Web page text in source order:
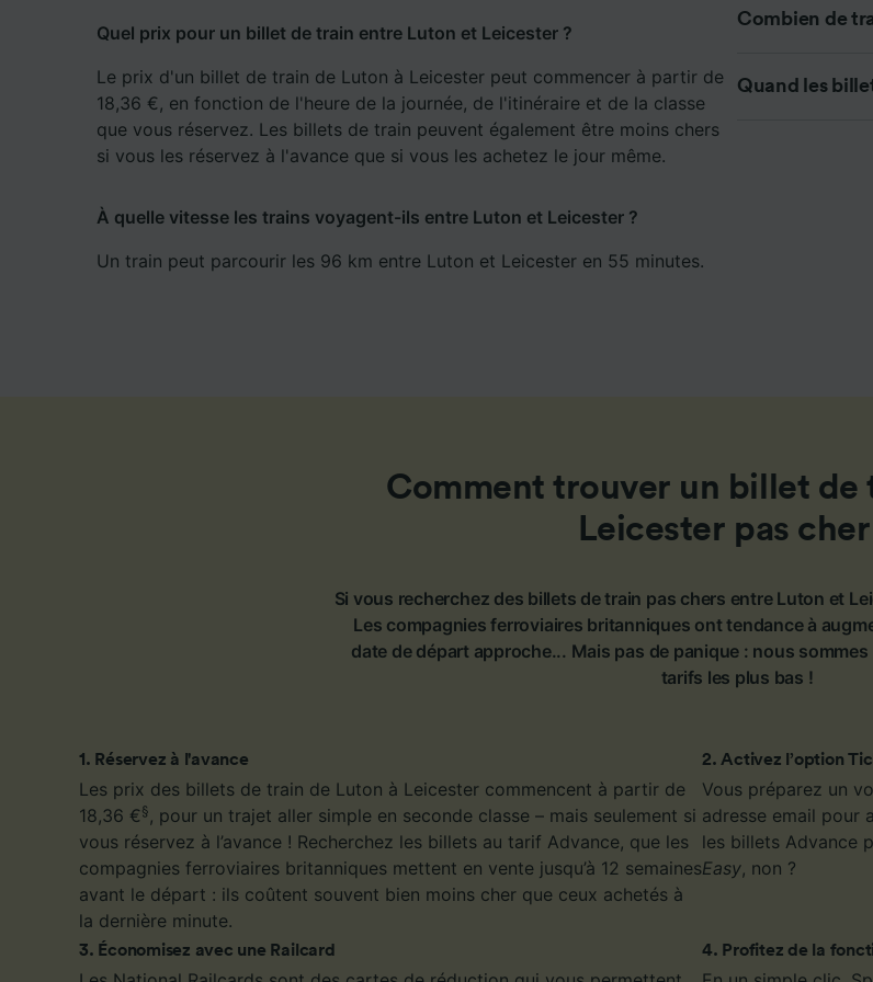
Quel prix pour un billet de train entre Luton et Leicester ?
Le prix d'un billet de train de Luton à Leicester peut commencer à partir de
18,36 €, en fonction de l'heure de la journée, de l'itinéraire et de la classe
que vous réservez. Les billets de train peuvent également être moins chers
si vous les réservez à l'avance que si vous les achetez le jour même.
À quelle vitesse les trains voyagent-ils entre Luton et Leicester ?
Un train peut parcourir les 96 km entre Luton et Leicester en 55 minutes.
Combien de
Quand les
Comment trouver un billet
Leicester pas
Si vous recherchez des billets de train pas chers entre Luton et
Les compagnies ferroviaires britanniques ont tendance à
date de départ approche... Mais pas de panique : nous
tarifs les plus bas !
1 . Réservez à l'avance
Les prix des billets de train de Luton à Leicester commencent à partir de
18,36 €§ , pour un trajet aller simple en seconde classe – mais seulement si
vous réservez à l’avance ! Recherchez les billets au tarif Advance, que les
compagnies ferroviaires britanniques mettent en vente jusqu’à 12 semaines
avant le départ : ils coûtent souvent bien moins cher que ceux achetés à
la dernière minute.
2. Activez l’option
Vous préparez un
adresse email pour
les billets Advance
Easy, non ?
3. Économisez avec une Railcard 4. Profitez de la
développement de services.
Liste de nos partenaires (fournisseurs)